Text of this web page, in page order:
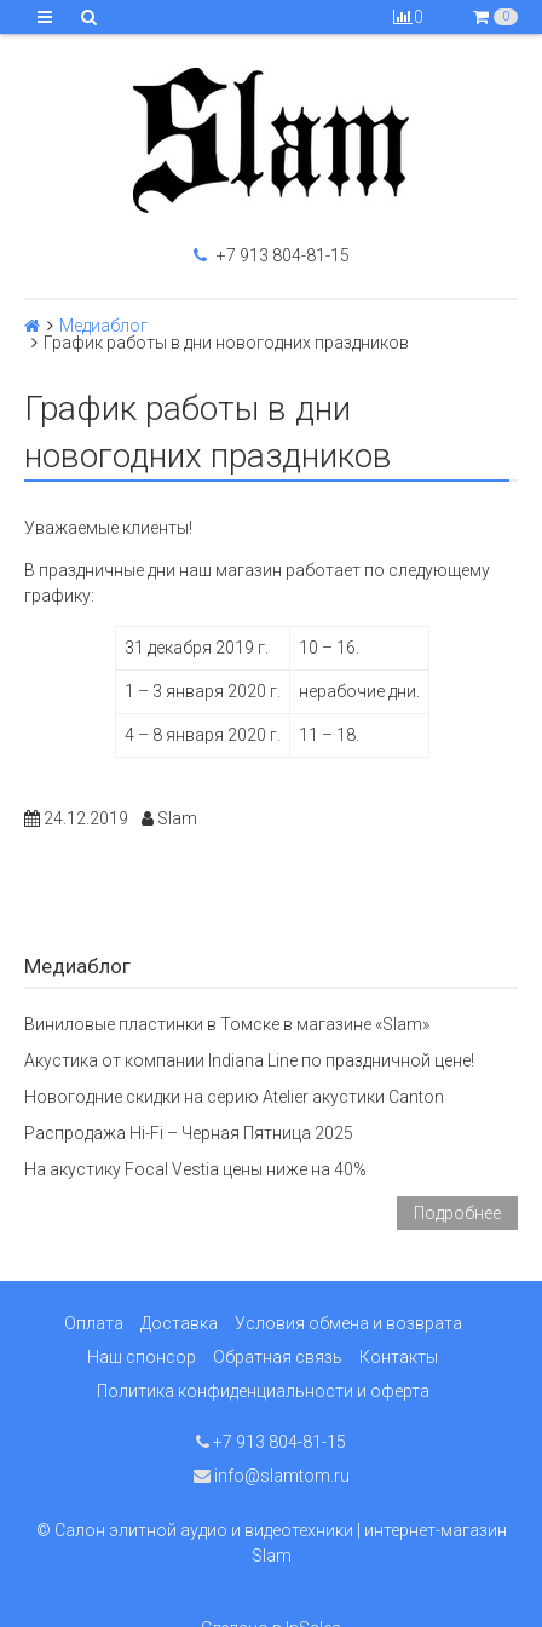
0 0
+7 913 804-81-15
Медиаблог
График работы в дни новогодних праздников
График работы в дни
новогодних праздников
Уважаемые клиенты!
В праздничные дни наш магазин работает по следующему
графику:
31 декабря 2019 г. 10 – 16.
1 – 3 января 2020 г. нерабочие дни.
4 – 8 января 2020 г. 11 – 18.
24.12.2019 Slam
Медиаблог
Виниловые пластинки в Томске в магазине «Slam»
Акустика от компании Indiana Line по праздничной цене!
Новогодние скидки на серию Atelier акустики Canton
Распродажа Hi-Fi – Черная Пятница 2025
На акустику Focal Vestia цены ниже на 40%
Подробнее
Оплата Доставка
Условия обмена и возврата
Наш спонсор
Обратная связь
Контакты
Политика конфиденциальности и оферта
+7 913 804-81-15
info@slamtom.ru
© Салон элитной аудио и видеотехники | интернет-магазин
Slam